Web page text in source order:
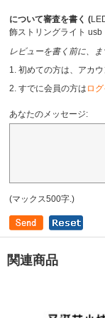
について審査を書く (
飾ストリングライト usb
レビューを書く前に、ま
1. 初めての方は、アカ
2. すでに会員の方は ロ
あなたのメッセージ:
(マックス500字.)
関連商品